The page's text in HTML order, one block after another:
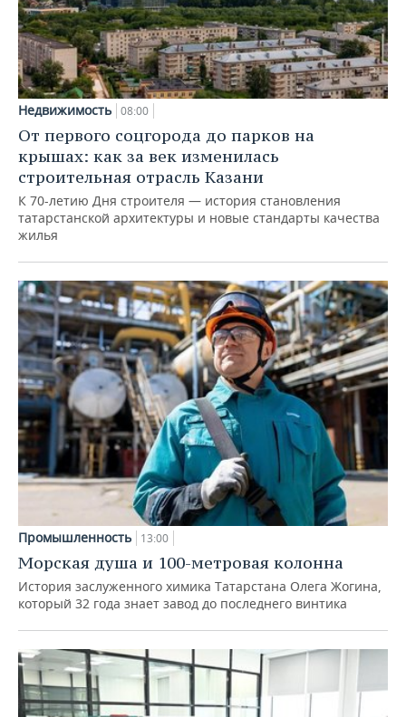
Недвижимость 08:00
От первого соцгорода до парков на
крышах: как за век изменилась
строительная отрасль Казани
К 70-летию Дня строителя — история становления
татарстанской архитектуры и новые стандарты качества
жилья
Промышленность 13:00
Морская душа и 100-метровая колонна
История заслуженного химика Татарстана Олега Жогина,
который 32 года знает завод до последнего винтика